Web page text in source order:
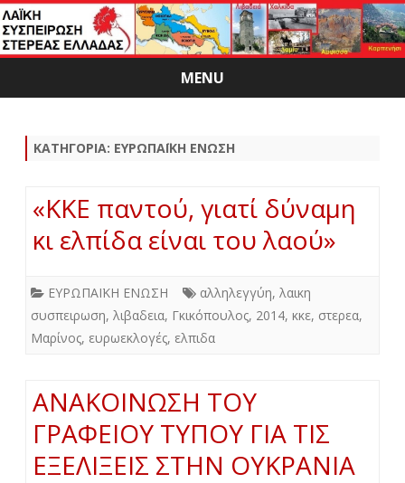
MENU
Skip
ΚΑΤΗΓΟΡΊΑ: ΕΥΡΩΠΑΪΚΗ ΕΝΩΣΗ
«ΚΚΕ παντού, γιατί δύναμη
κι ελπίδα είναι του λαού»
ΕΥΡΩΠΑΪΚΗ ΕΝΩΣΗ αλληλεγγύη, λαικη
συσπειρωση, λιβαδεια, Γκικόπουλος, 2014, κκε, στερεα,
Μαρίνος, ευρωεκλογές, ελπιδα
ΑΝΑΚΟΙΝΩΣΗ ΤΟΥ
ΓΡΑΦΕΙΟΥ ΤΥΠΟΥ ΓΙΑ ΤΙΣ
ΕΞΕΛΙΞΕΙΣ ΣΤΗΝ ΟΥΚΡΑΝΙΑ